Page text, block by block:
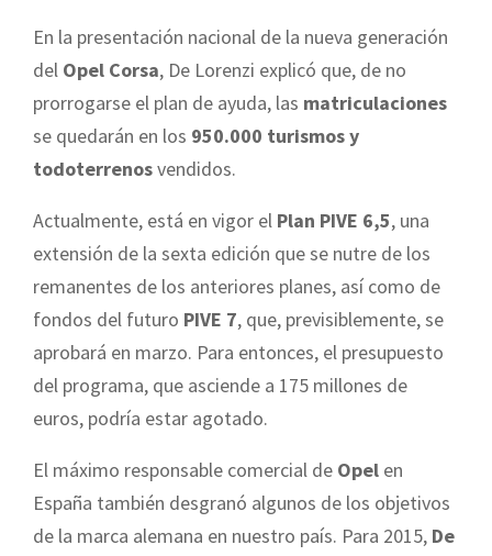
En la presentación nacional de la nueva generación
del Opel Corsa, De Lorenzi explicó que, de no
prorrogarse el plan de ayuda, las matriculaciones
se quedarán en los 950.000 turismos y
todoterrenosvendidos.
Actualmente, está en vigor el Plan PIVE 6,5, una
extensión de la sexta edición que se nutre de los
remanentes de los anteriores planes, así como de
fondos del futuro PIVE 7, que, previsiblemente, se
aprobará en marzo. Para entonces, el presupuesto
del programa, que asciende a 175 millones de
euros, podría estar agotado.
El máximo responsable comercial de Opel en
España también desgranó algunos de los objetivos
de la marca alemana en nuestro país. Para 2015, De